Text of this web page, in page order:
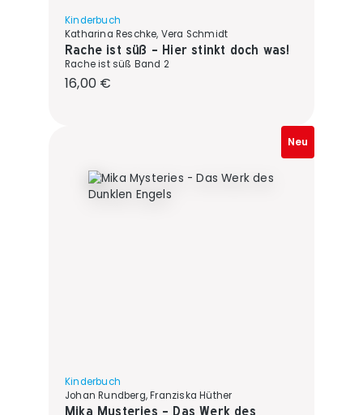
Kinderbuch
Katharina Reschke, Vera Schmidt
Rache ist süß - Hier stinkt doch was!
Rache ist süß Band 2
Regulärer Preis:
16,00 €
Neu
Kinderbuch
Johan Rundberg, Franziska Hüther
Mika Mysteries - Das Werk des